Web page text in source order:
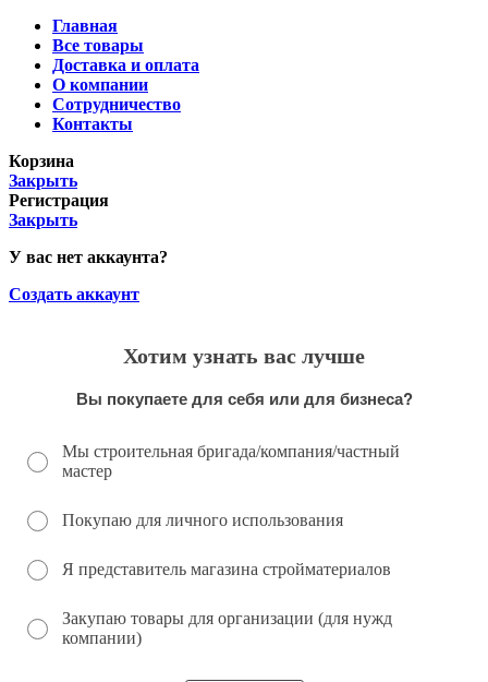
Главная
Все товары
Доставка и оплата
О компании
Сотрудничество
Контакты
Корзина
Закрыть
Регистрация
Закрыть
У вас нет аккаунта?
Создать аккаунт
Хотим узнать вас лучше
Вы покупаете для себя или для бизнеса?
Мы строительная бригада/компания/частный
мастер
Покупаю для личного использования
Я представитель магазина стройматериалов
Закупаю товары для организации (для нужд
компании)